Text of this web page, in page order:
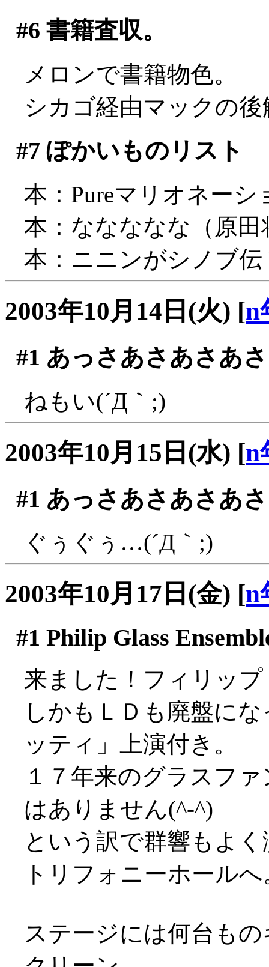
#6 書籍査収。
メロンで書籍物色。
シカゴ経由マックの後
#7 ぽかいものリスト
本：Pureマリオネーシ
本：ななななな（原田
本：ニニンがシノブ伝
2003年10月14日(火) [n
#1 あっさあさあさあ
ねもい(´Д｀;)
2003年10月15日(水) [n
#1 あっさあさあさあ
ぐぅぐぅ…(´Д｀;)
2003年10月17日(金) [n
#1 Philip Glass
来ました！フィリッ
しかもＬＤも廃盤に
ッティ」上演付き。
１７年来のグラスフ
はありません(^-^)
という訳で群響もよ
トリフォニーホールへ
ステージには何台も